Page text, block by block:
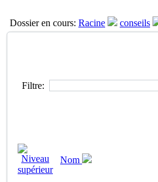
Dossier en cours: Racine conseils
Filtre:
Nom